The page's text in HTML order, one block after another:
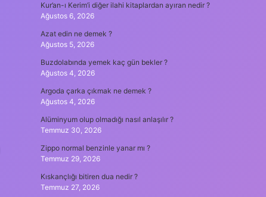
Kur’an-ı Kerim’i diğer ilahi kitaplardan ayıran nedir ?
Ağustos 6, 2026
Azat edin ne demek ?
Ağustos 5, 2026
Buzdolabında yemek kaç gün bekler ?
Ağustos 4, 2026
Argoda çarka çıkmak ne demek ?
Ağustos 4, 2026
Alüminyum olup olmadığı nasıl anlaşılır ?
Temmuz 30, 2026
Zippo normal benzinle yanar mı ?
Temmuz 29, 2026
Kıskançlığı bitiren dua nedir ?
Temmuz 27, 2026